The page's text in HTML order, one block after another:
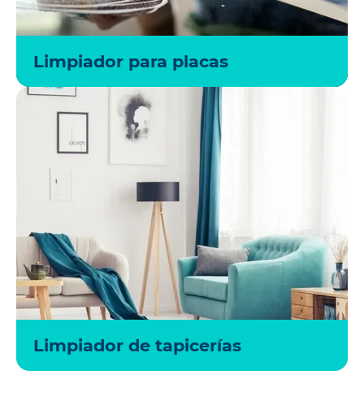
Limpiador para placas
Limpiador de tapicerías